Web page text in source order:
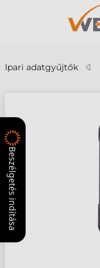
Ipari adatgyűjtők
Beszélgetés indítása